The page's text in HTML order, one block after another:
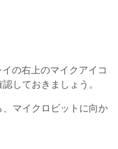
の右上のマイクアイコ
しておきましょう。
マイクロビットに向か